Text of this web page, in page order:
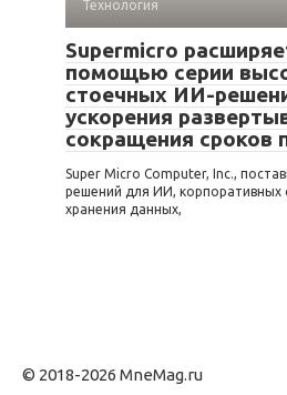
Технология
Supermicro
помощью серии
стоечных ИИ-
ускорения
сокращения сроков
Super Micro Computer, Inc.,
решений для ИИ, корпоративных
хранения данных,
© 2018-2026 MneMag.ru